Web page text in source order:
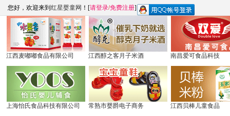
您好，欢迎来到 红星婴童网 ！[请登录/免费注册]
江西麦嘟嘟食品有限公司 江西醇之客月子米酒 南昌爱可食品科技
上海怡氏食品科技有限公司 常熟市婴爵电子商务 江西贝棒儿童食品